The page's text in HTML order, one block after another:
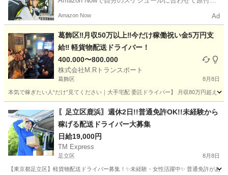
う！
Amazon Now Ad
葛飾区‼️月収50万以上‼️今だけ稼働祝い金5万円支
給‼️ 軽貨物配送ドライバー！
400.000〜800.000
株式会社M.Rトランスポート
葛飾区 8月8日
本気で稼ぎたい人“だけ”見てください｜大手宅配 委託ドライバー】 月収80万円超え
配送 給料
〖足立区鹿浜〗週休2日!!普通免許OK!!未経験から
稼げる配送ドライバー大募集
日給19,000円
TM Express
足立区 8月8日
【東京都足立区】軽貨物配送ドライバー募集！✨未経験・女性活躍中✨ 普通免許が